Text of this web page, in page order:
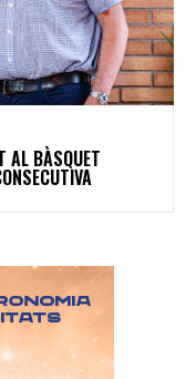
AL BÀSQUET